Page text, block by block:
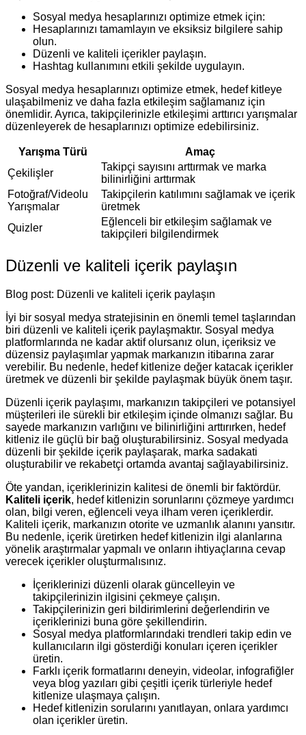
Sosyal medya hesaplarınızı optimize etmek için:
Hesaplarınızı tamamlayın ve eksiksiz bilgilere sahip
olun.
Düzenli ve kaliteli içerikler paylaşın.
Hashtag kullanımını etkili şekilde uygulayın.
Sosyal medya hesaplarınızı optimize etmek, hedef kitleye
ulaşabilmeniz ve daha fazla etkileşim sağlamanız için
önemlidir. Ayrıca, takipçilerinizle etkileşimi arttırıcı yarışmalar
düzenleyerek de hesaplarınızı optimize edebilirsiniz.
Yarışma Türü
Amaç
Çekilişler
Takipçi sayısını arttırmak ve marka
bilinirliğini arttırmak
Fotoğraf/Videolu
Yarışmalar
Takipçilerin katılımını sağlamak ve içerik
üretmek
Quizler
Eğlenceli bir etkileşim sağlamak ve
takipçileri bilgilendirmek
Düzenli ve kaliteli içerik paylaşın
Blog post: Düzenli ve kaliteli içerik paylaşın
İyi bir sosyal medya stratejisinin en önemli temel taşlarından
biri düzenli ve kaliteli içerik paylaşmaktır. Sosyal medya
platformlarında ne kadar aktif olursanız olun, içeriksiz ve
düzensiz paylaşımlar yapmak markanızın itibarına zarar
verebilir. Bu nedenle, hedef kitlenize değer katacak içerikler
üretmek ve düzenli bir şekilde paylaşmak büyük önem taşır.
Düzenli içerik paylaşımı, markanızın takipçileri ve potansiyel
müşterileri ile sürekli bir etkileşim içinde olmanızı sağlar. Bu
sayede markanızın varlığını ve bilinirliğini arttırırken, hedef
kitleniz ile güçlü bir bağ oluşturabilirsiniz. Sosyal medyada
düzenli bir şekilde içerik paylaşarak, marka sadakati
oluşturabilir ve rekabetçi ortamda avantaj sağlayabilirsiniz.
Öte yandan, içeriklerinizin kalitesi de önemli bir faktördür.
Kaliteli içerik, hedef kitlenizin sorunlarını çözmeye yardımcı
olan, bilgi veren, eğlenceli veya ilham veren içeriklerdir.
Kaliteli içerik, markanızın otorite ve uzmanlık alanını yansıtır.
Bu nedenle, içerik üretirken hedef kitlenizin ilgi alanlarına
yönelik araştırmalar yapmalı ve onların ihtiyaçlarına cevap
verecek içerikler oluşturmalısınız.
İçeriklerinizi düzenli olarak güncelleyin ve
takipçilerinizin ilgisini çekmeye çalışın.
Takipçilerinizin geri bildirimlerini değerlendirin ve
içeriklerinizi buna göre şekillendirin.
Sosyal medya platformlarındaki trendleri takip edin ve
kullanıcıların ilgi gösterdiği konuları içeren içerikler
üretin.
Farklı içerik formatlarını deneyin, videolar, infografiğler
veya blog yazıları gibi çeşitli içerik türleriyle hedef
kitlenize ulaşmaya çalışın.
Hedef kitlenizin sorularını yanıtlayan, onlara yardımcı
olan içerikler üretin.